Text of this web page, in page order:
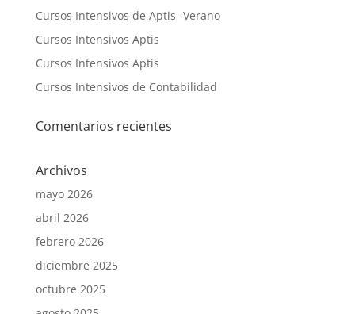
Cursos Intensivos de Aptis -Verano
Cursos Intensivos Aptis
Cursos Intensivos Aptis
Cursos Intensivos de Contabilidad
Comentarios recientes
Archivos
mayo 2026
abril 2026
febrero 2026
diciembre 2025
octubre 2025